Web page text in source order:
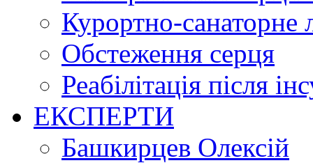
Курортно-cанаторне
Обстеження серця
Реабілітація після
ЕКСПЕРТИ
Башкирцев Олексій